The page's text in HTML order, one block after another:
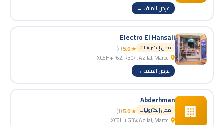
عرض الملف →
Electro El Hansali
محل إلكترونيات ★ 5.0
(4)
عرض الملف →
🏢
Abderhman
محل إلكترونيات ★ 5.0
(1)